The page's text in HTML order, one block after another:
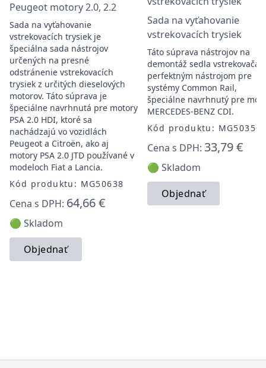
Peugeot motory 2.0, 2.2
Sada na vyťahovanie
vstrekovacích trysiek je
špeciálna sada nástrojov
určených na presné
odstránenie vstrekovacích
trysiek z určitých dieselových
motorov. Táto súprava je
špeciálne navrhnutá pre motory
PSA 2.0 HDI, ktoré sa
nachádzajú vo vozidlách
Peugeot a Citroën, ako aj
motory PSA 2.0 JTD používané v
modeloch Fiat a Lancia.
Kód produktu: MG50638
Cena s DPH: 64,66 €
🟢 Skladom
Objednať
Sada na vyťahovanie
vstrekovacích trysiek
Táto súprava nástrojov na
demontáž sedla vstrekovača
perfektným nástrojom pre
systémy Common Rail,
špeciálne navrhnutý pre
MERCEDES-BENZ CDI.
Kód produktu: MG50350
Cena s DPH: 33,79 €
🟢 Skladom
Objednať